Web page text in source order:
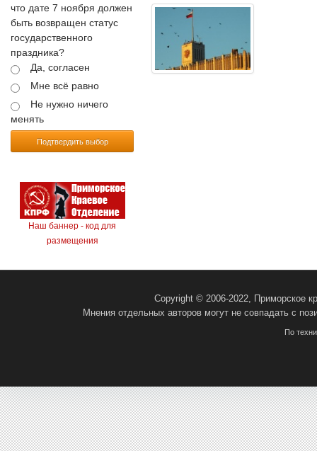
что дате 7 ноября должен
быть возвращен статус
государственного
праздника?
Да, согласен
Мне всё равно
Не нужно ничего
менять
Подтвердить выбор
Наш баннер - код для
размещения
Copyright © 2006-2022, Приморское
Мнения отдельных авторов могут не совпадать с
По